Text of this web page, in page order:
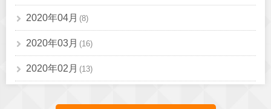
2020年04月 (8)
2020年03月 (16)
2020年02月 (13)